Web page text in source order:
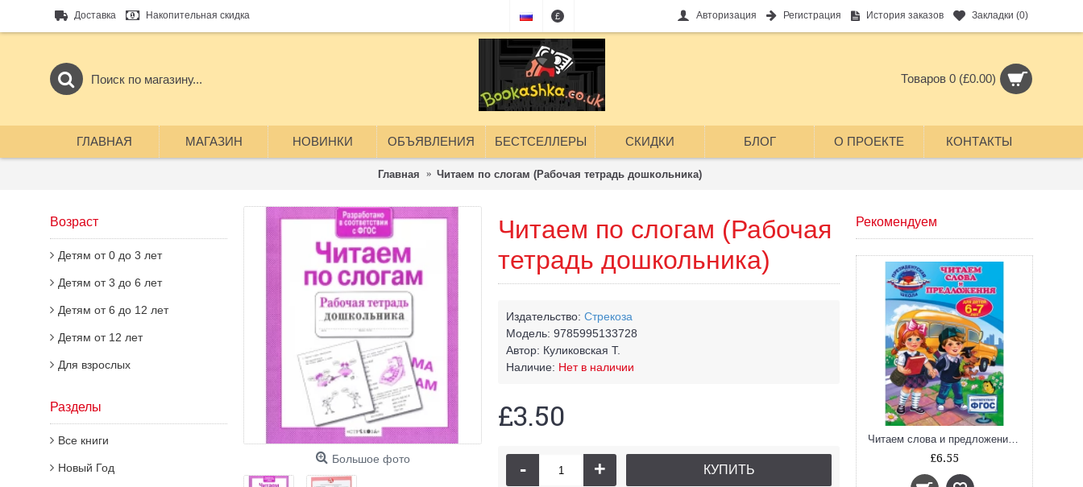
Доставка Накопительная скидка £ Авторизация Регистрация История заказов Закладки (0)
Товаров 0 (£0.00)
ГЛАВНАЯ МАГАЗИН НОВИНКИ ОБЪЯВЛЕНИЯ БЕСТСЕЛЛЕРЫ СКИДКИ БЛОГ О ПРОЕКТЕ КОНТАКТЫ
Главная Читаем по слогам (Рабочая тетрадь дошкольника)
Возраст
Детям от 0 до 3 лет
Детям от 3 до 6 лет
Детям от 6 до 12 лет
Детям от 12 лет
Для взрослых
Разделы
Все книги
Новый Год
Рекомендуем
Читаем слова и предложения: для детей 6-7 лет
£6.55
Большое фото
Читаем по слогам (Рабочая
тетрадь дошкольника)
Издательство: Стрекоза
Модель: 9785995133728
Автор: Куликовская Т.
Наличие: Нет в наличии
£3.50
- + КУПИТЬ